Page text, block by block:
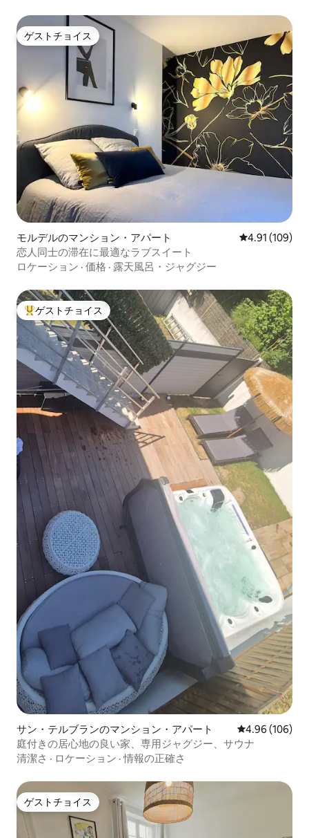
ゲストチョイス
ゲストチョイス
モルデルのマンション・アパート レビュー109
4.91 (109)
恋人同士の滞在に最適なラブスイート
ロケーション · 価格 · 露天風呂・ジャグジー
大好評のゲストチョイスです。
ゲストチョイス
サン・テルブランのマンション・アパート レビュー106
4.96 (106)
庭付きの居心地の良い家、専用ジャグジー、サウナ
清潔さ · ロケーション ·情報の正確さ
ゲストチョイス
ゲストチョイス